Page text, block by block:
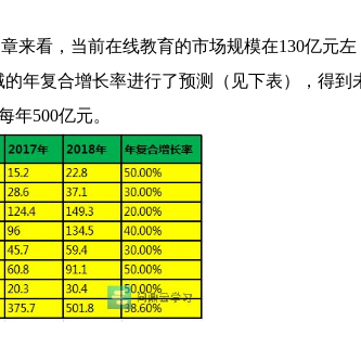
来看，当前在线教育的市场规模在130亿元左
年复合增长率进行了预测（见下表），得到
年500亿元。